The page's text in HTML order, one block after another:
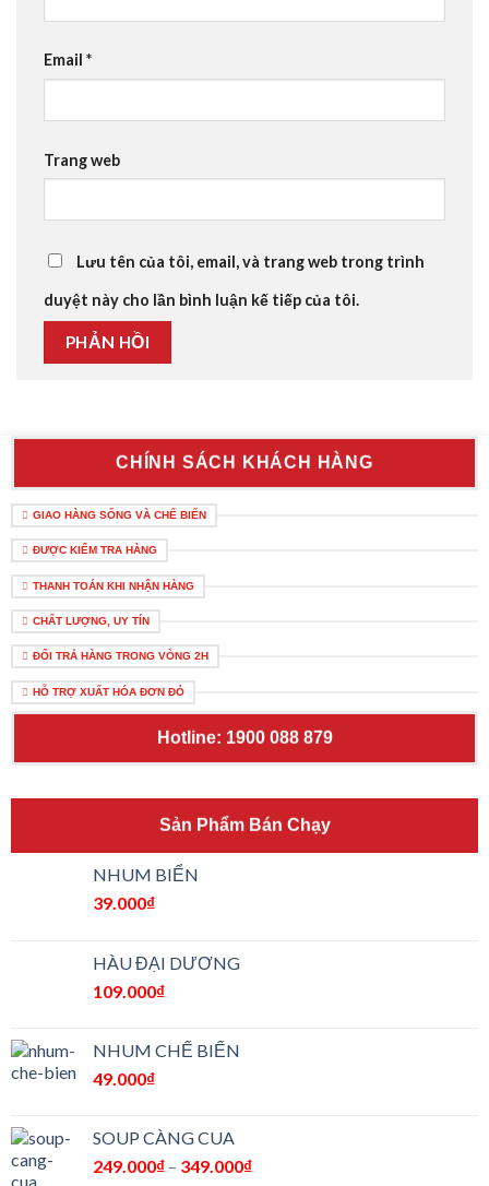
Email *
Trang web
Lưu tên của tôi, email, và trang web trong trình
duyệt này cho lần bình luận kế tiếp của tôi.
CHÍNH SÁCH KHÁCH HÀNG
GIAO HÀNG SỐNG VÀ CHẾ BIẾN
ĐƯỢC KIỂM TRA HÀNG
THANH TOÁN KHI NHẬN HÀNG
CHẤT LƯỢNG, UY TÍN
ĐỔI TRẢ HÀNG TRONG VÒNG 2H
HỖ TRỢ XUẤT HÓA ĐƠN ĐỎ
Hotline: 1900 088 879
Sản Phẩm Bán Chạy
NHUM BIỂN
39.000₫
HÀU ĐẠI DƯƠNG
109.000₫
NHUM CHẾ BIẾN
49.000₫
SOUP CÀNG CUA
249.000₫ – 349.000₫